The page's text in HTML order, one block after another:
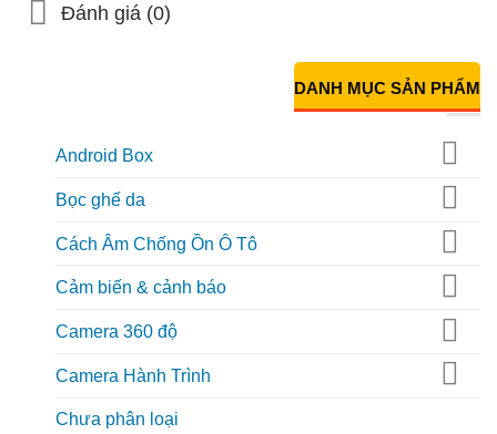
Đánh giá (0)
DANH MỤC SẢN PHẨM
Android Box
Bọc ghế da
Cách Âm Chống Ồn Ô Tô
Cảm biến & cảnh báo
Camera 360 độ
Camera Hành Trình
Chưa phân loại